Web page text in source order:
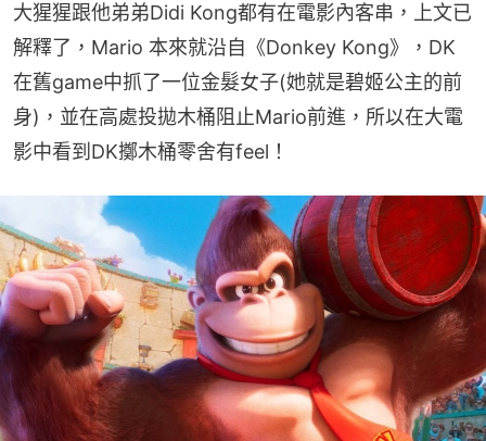
大猩猩跟他弟弟Didi Kong都有在電影內客串，上文已
解釋了，Mario 本來就沿自《Donkey Kong》，DK
在舊game中抓了一位金髮女子(她就是碧姬公主的前
身)，並在高處投拋木桶阻止Mario前進，所以在大電
影中看到DK擲木桶零舍有feel！